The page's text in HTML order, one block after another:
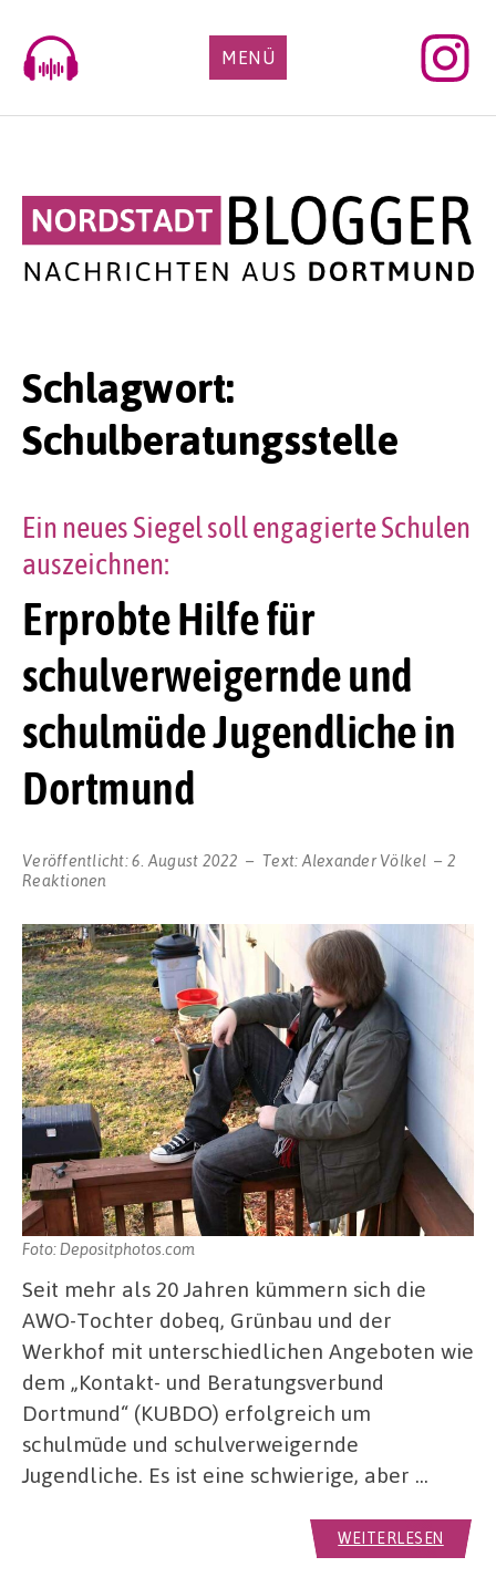
content
MENÜ
Schlagwort:
Schulberatungsstelle
Erprobte Hilfe für
schulverweigernde und
schulmüde Jugendliche in
Dortmund
Ein neues Siegel soll engagierte Schulen
auszeichnen:
Veröffentlicht:6. August 2022 Text: Alexander Völkel
2
Reaktionen
Foto: Depositphotos.com
Seit mehr als 20 Jahren kümmern sich die
AWO-Tochter dobeq, Grünbau und der
Werkhof mit unterschiedlichen Angeboten wie
dem „Kontakt- und Beratungsverbund
Dortmund“ (KUBDO) erfolgreich um
schulmüde und schulverweigernde
Jugendliche. Es ist eine schwierige, aber …
WEITERLESEN